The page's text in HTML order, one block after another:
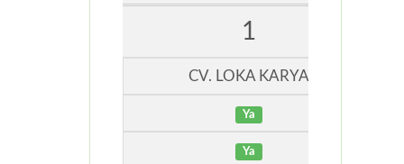
1
CV. LOKA KARYA
Ya
Ya